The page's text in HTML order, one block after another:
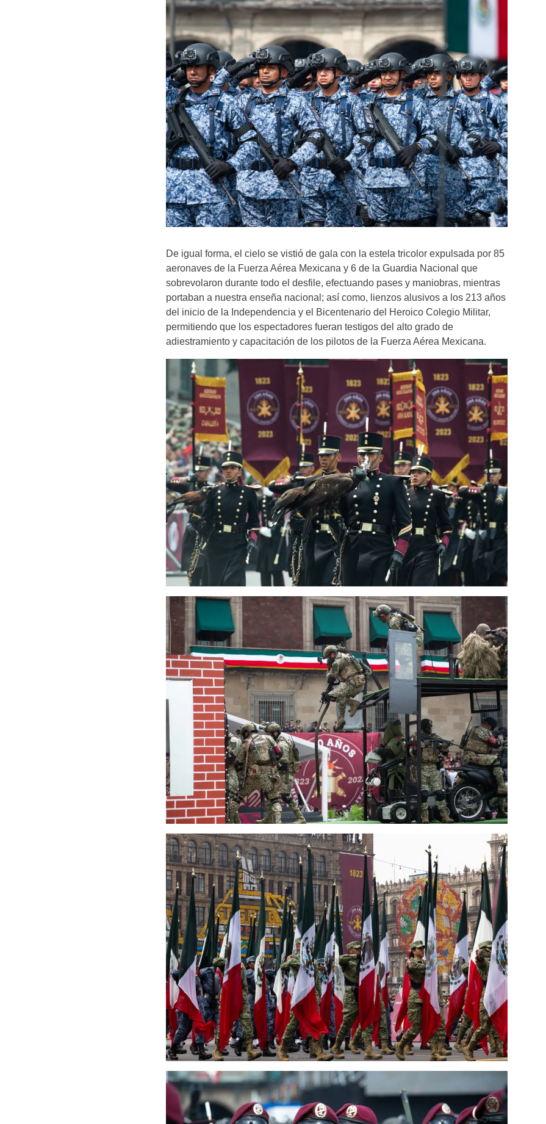
De igual forma, el cielo se vistió de gala con la estela tricolor expulsada por 85
aeronaves de la Fuerza Aérea Mexicana y 6 de la Guardia Nacional que
sobrevolaron durante todo el desfile, efectuando pases y maniobras, mientras
portaban a nuestra enseña nacional; así como, lienzos alusivos a los 213 años
del inicio de la Independencia y el Bicentenario del Heroico Colegio Militar,
permitiendo que los espectadores fueran testigos del alto grado de
adiestramiento y capacitación de los pilotos de la Fuerza Aérea Mexicana.